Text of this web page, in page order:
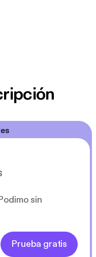
sin
Prueba gratis